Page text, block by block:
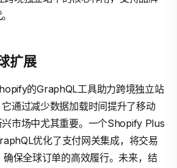
扩展
的GraphQL工具助力跨境独立站
通过减少数据加载时间提升了移动
市场中尤其重要。一个Shopify Plus
优化了支付网关集成，将交易
保全球订单的高效履行。未来，结